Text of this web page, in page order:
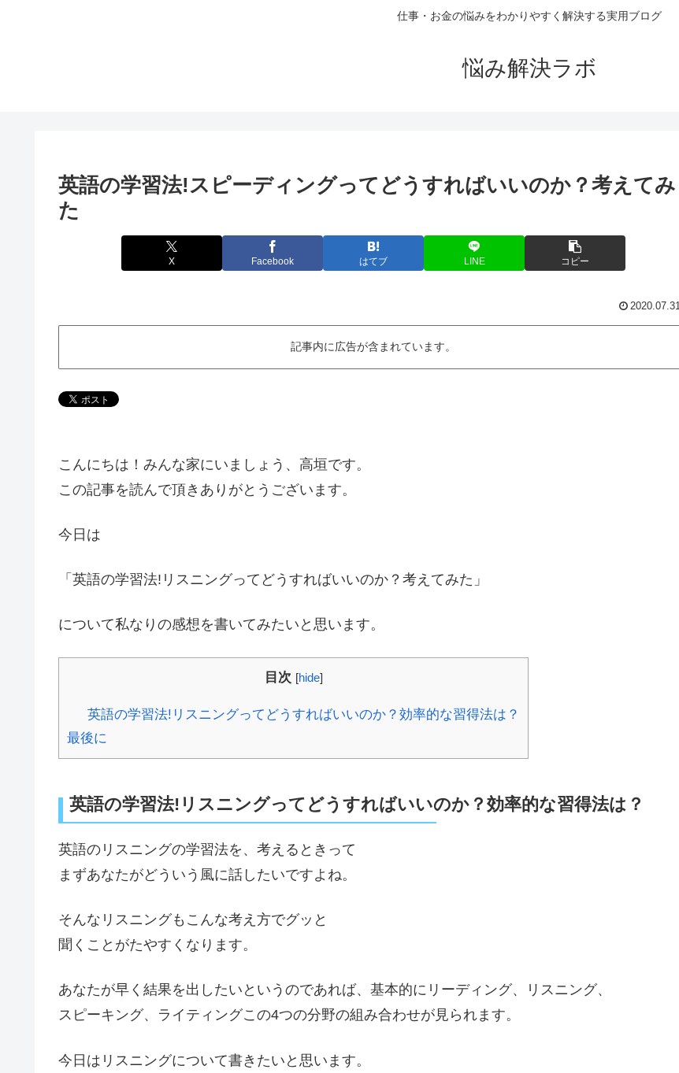
仕事・お金の悩みをわかりやすく解決する実用ブログ
悩み解決ラボ
英語の学習法!スピーディングってどうすればいいのか？考えてみ
た
X Facebook はてブ LINE コピー
2020.07.31
記事内に広告が含まれています。
こんにちは！みんな家にいましょう、高垣です。
この記事を読んで頂きありがとうございます。
今日は
「英語の学習法!リスニングってどうすればいいのか？考えてみた」
について私なりの感想を書いてみたいと思います。
目次 [hide]
英語の学習法!リスニングってどうすればいいのか？効率的な習得法は？
最後に
英語の学習法!リスニングってどうすればいいのか？効率的な習得法は？
英語のリスニングの学習法を、考えるときって
まずあなたがどういう風に話したいですよね。
そんなリスニングもこんな考え方でグッと
聞くことがたやすくなります。
あなたが早く結果を出したいというのであれば、基本的にリーディング、リスニング、
スピーキング、ライティングこの4つの分野の組み合わせが見られます。
今日はリスニングについて書きたいと思います。